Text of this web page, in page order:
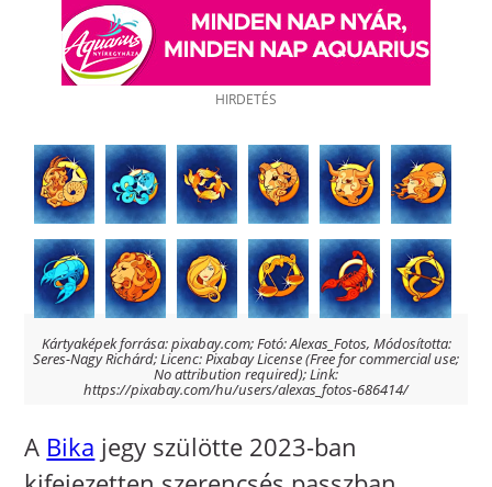
Kártyaképek forrása: pixabay.com; Fotó: Alexas_Fotos, Módosította:
Seres-Nagy Richárd; Licenc: Pixabay License (Free for commercial use;
No attribution required); Link:
https://pixabay.com/hu/users/alexas_fotos-686414/
A Bika jegy szülötte 2023-ban